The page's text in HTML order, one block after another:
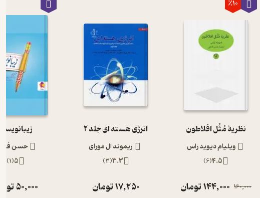
٪10
نظریۀ مُثُل افلاطون
ویلیام دیوید راس
4.5
(
6
)
160,000
144,000تومان
انرژی هسته ای جلد 2
ریموند ال مورای
3.3
(
3
)
17,250تومان
حسن
5
(
1
)
50,000